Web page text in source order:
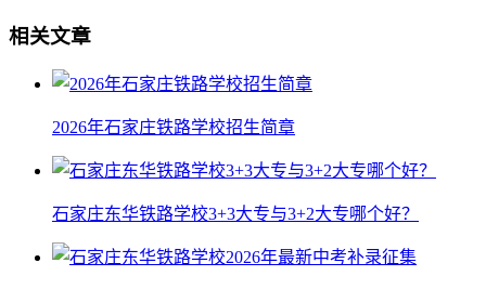
相关文章
2026年石家庄铁路学校招生简章
石家庄东华铁路学校3+3大专与3+2大专哪个好？